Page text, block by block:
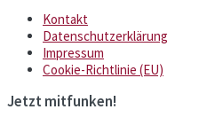
Kontakt
Datenschutzerklärung
Impressum
Cookie-Richtlinie (EU)
Jetzt mitfunken!